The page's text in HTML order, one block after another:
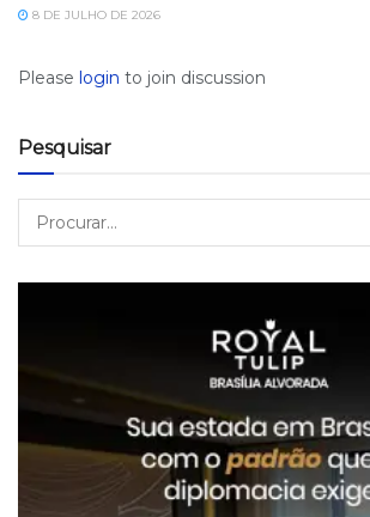
8 DE JULHO DE 2026
Please login to join discussion
Pesquisar